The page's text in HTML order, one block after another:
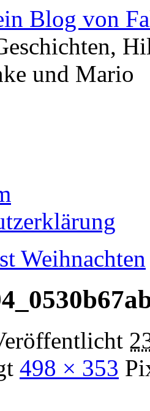
Blog von
und Mario
Weihnachten
498 × 353